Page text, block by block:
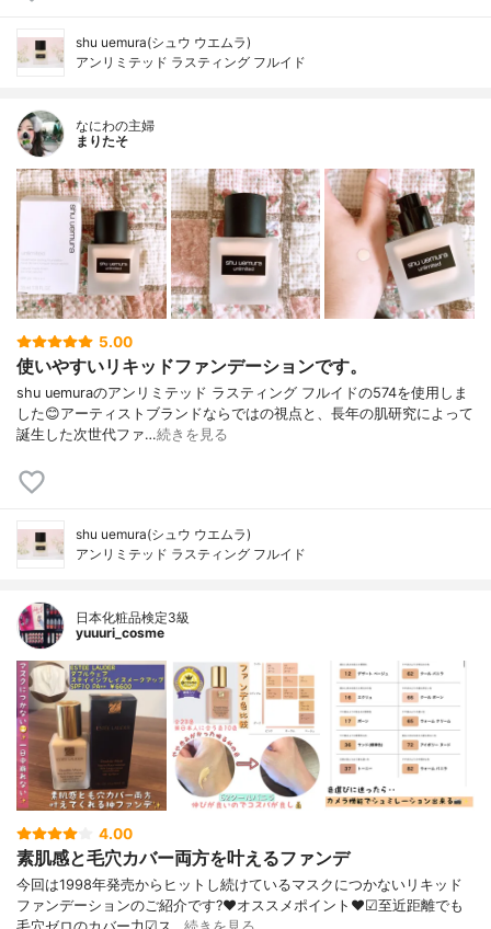
shu uemura(シュウ ウエムラ)
アンリミテッド ラスティング フルイド
なにわの主婦
まりたそ
5.00
使いやすいリキッドファンデーションです。
shu uemuraのアンリミテッド ラスティング フルイドの574を使用しま
した😊アーティストブランドならではの視点と、長年の肌研究によって
誕生した次世代ファ…続きを見る
shu uemura(シュウ ウエムラ)
アンリミテッド ラスティング フルイド
日本化粧品検定3級
yuuuri_cosme
4.00
素肌感と毛穴カバー両方を叶えるファンデ
今回は1998年発売からヒットし続けているマスクにつかないリキッド
ファンデーションのご紹介です?❤︎オススメポイント❤︎☑︎至近距離でも